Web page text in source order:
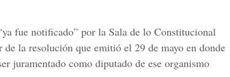
fue notificado” por la Sala de lo Constitucional
la resolución que emitió el 29 de mayo en donde
juramentado como diputado de ese organismo